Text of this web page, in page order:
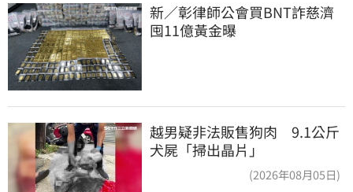
新／彰律師公會買BNT詐慈濟
囤11億黃金曝
越男疑非法販售狗肉 9.1公斤
犬屍「掃出晶片」
(2026年08月05日)